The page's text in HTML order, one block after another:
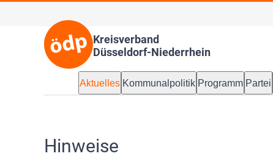
Kreisverband
Düsseldorf-Niederrhein
Aktuelles Kommunalpolitik Programm Partei
Hinweise